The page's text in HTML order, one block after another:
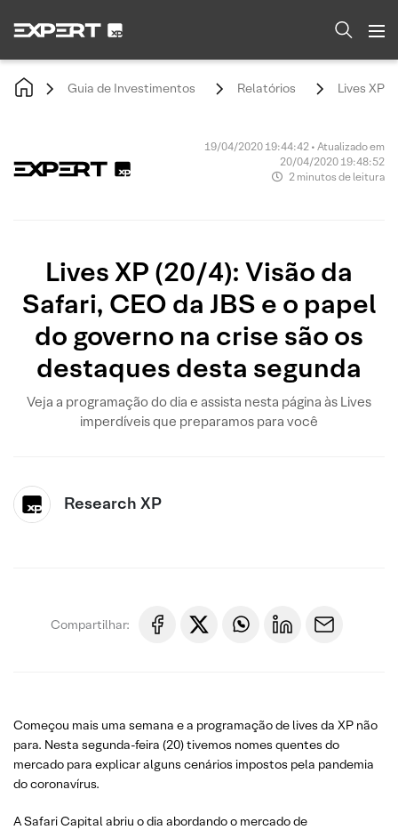
Guia de Investimentos Relatórios Lives XP
19/04/2020 19:44:42 • Atualizado em
20/04/2020 19:48:52
2 minutos de leitura
Lives XP (20/4): Visão da
Safari, CEO da JBS e o papel
do governo na crise são os
destaques desta segunda
Veja a programação do dia e assista nesta página às Lives
imperdíveis que preparamos para você
Research XP
Compartilhar:
Começou mais uma semana e a programação de lives da XP não
para. Nesta segunda-feira (20) tivemos nomes quentes do
mercado para explicar alguns cenários impostos pela pandemia
do coronavírus.
A Safari Capital abriu o dia abordando o mercado de